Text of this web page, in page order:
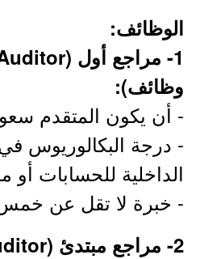
الوظائف:
وظائف):
- أن يكون المتقدم
- درجة البكالوريوس
الداخلية للحسابات أو
- خبرة لا تقل عن